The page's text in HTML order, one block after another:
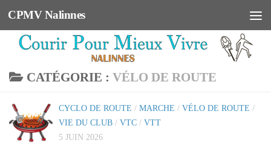
Skip to content
CPMV Nalinnes
CATÉGORIE : VÉLO DE ROUTE
CYCLO DE ROUTE / MARCHE / VÉLO DE ROUTE /
VIE DU CLUB / VTC / VTT
5 JUIN 2026